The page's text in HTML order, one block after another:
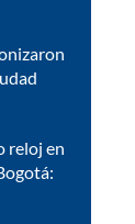
reloj en